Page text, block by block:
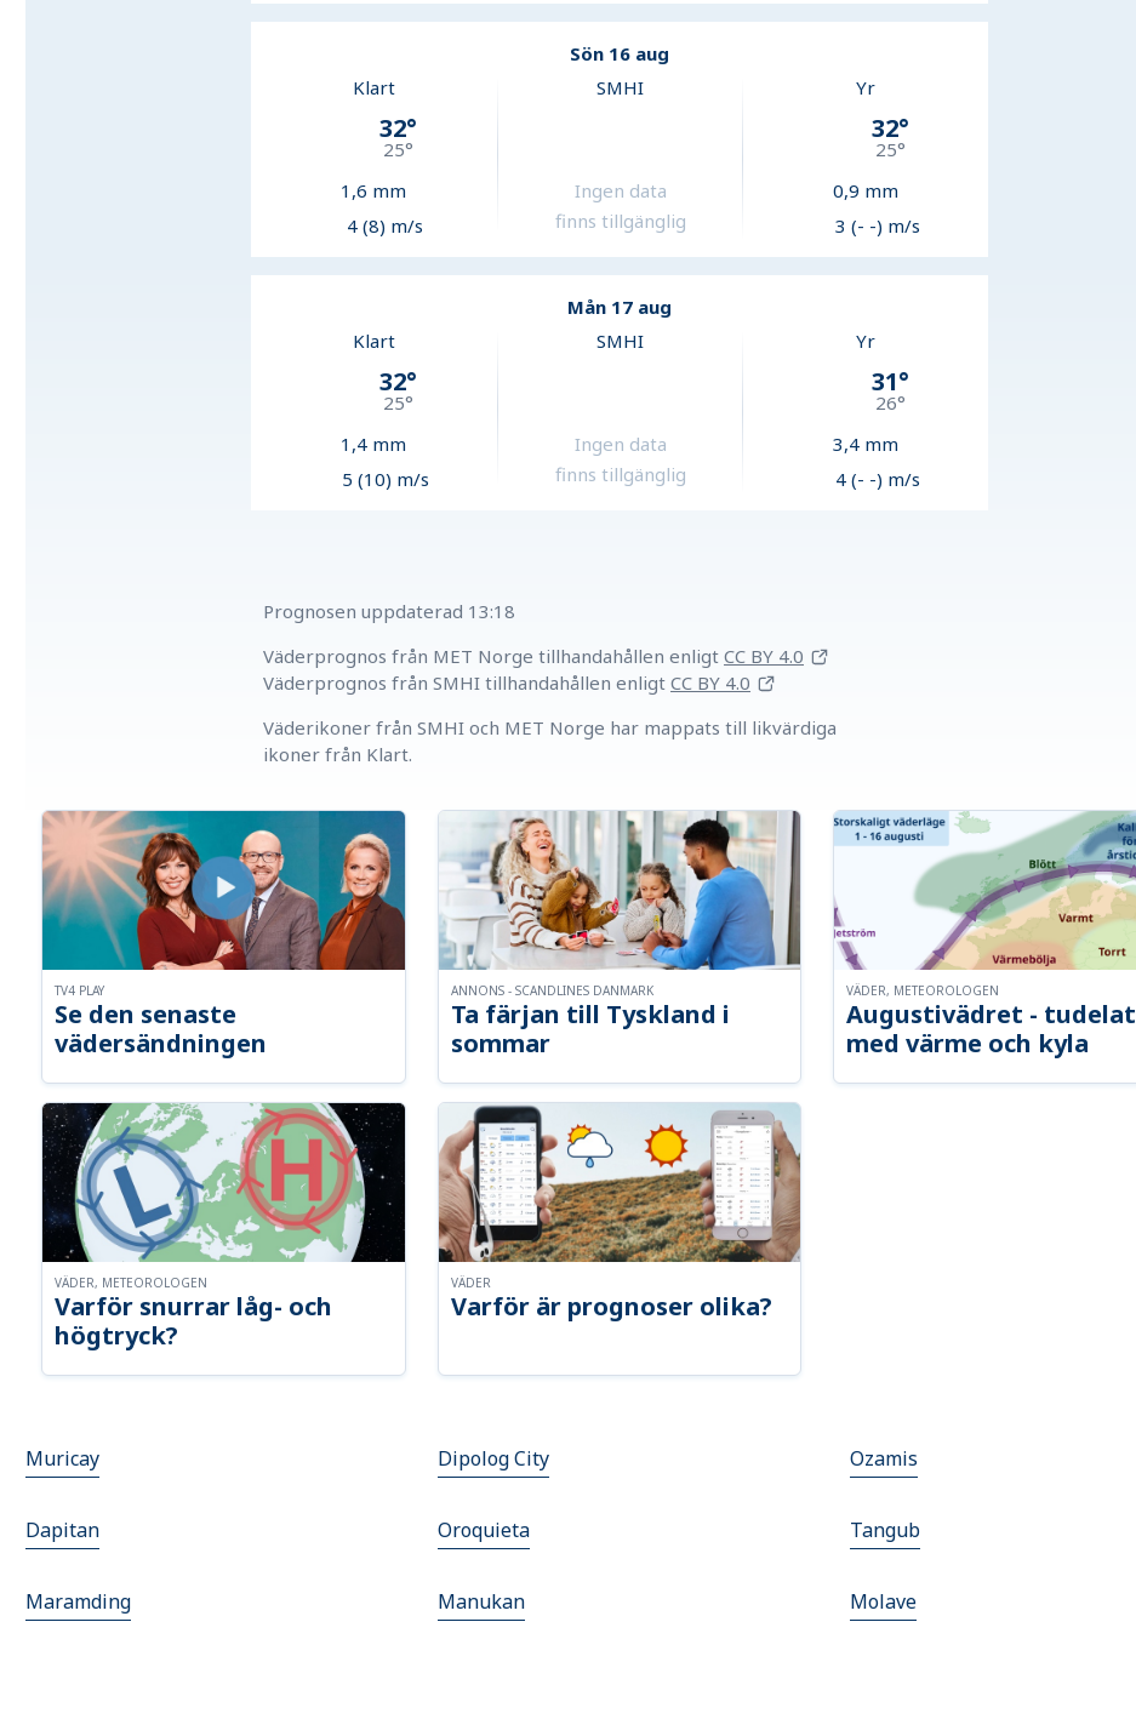
Sön 16 aug
Klart
32°
25°
1,6 mm
4 (8) m/s
SMHI
Ingen data
finns tillgänglig
Yr
32°
25°
0,9 mm
3 (- -) m/s
Mån 17 aug
Klart
32°
25°
1,4 mm
5 (10) m/s
SMHI
Ingen data
finns tillgänglig
Yr
31°
26°
3,4 mm
4 (- -) m/s
Prognosen uppdaterad 13:18
Väderprognos från MET Norge tillhandahållen enligt CC BY 4.0
Väderprognos från SMHI tillhandahållen enligt CC BY 4.0
Väderikoner från SMHI och MET Norge har mappats till likvärdiga
ikoner från Klart.
Se den senaste
vädersändningen
TV4 PLAY
Ta färjan till Tyskland i
sommar
ANNONS - SCANDLINES DANMARK
Augustivädret - tudelat
med värme och kyla
VÄDER, METEOROLOGEN
Varför snurrar låg- och
högtryck?
VÄDER, METEOROLOGEN
Varför är prognoser olika?
VÄDER
Muricay Dipolog City Ozamis
Dapitan Oroquieta Tangub
Maramding Manukan Molave